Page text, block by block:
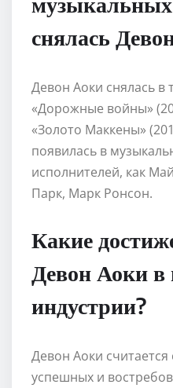
снялась
Девон Аоки снялась в
«Дорожные войны»
«Золото Маккены»
появилась в
исполнителей, как
Парк, Марк Ронсон.
Какие
Девон Аоки в
индустрии?
Девон Аоки
успешных и